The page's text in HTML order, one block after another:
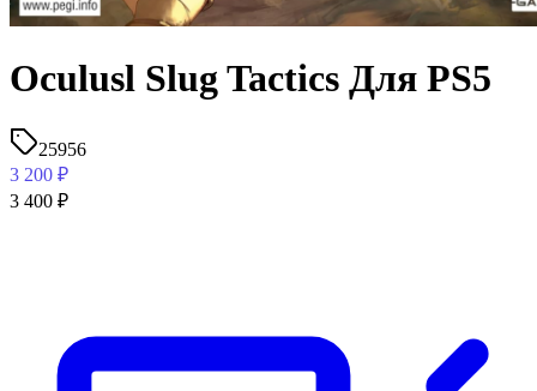
Oculusl Slug Tactics Для PS5
25956
3 200 ₽
3 400 ₽